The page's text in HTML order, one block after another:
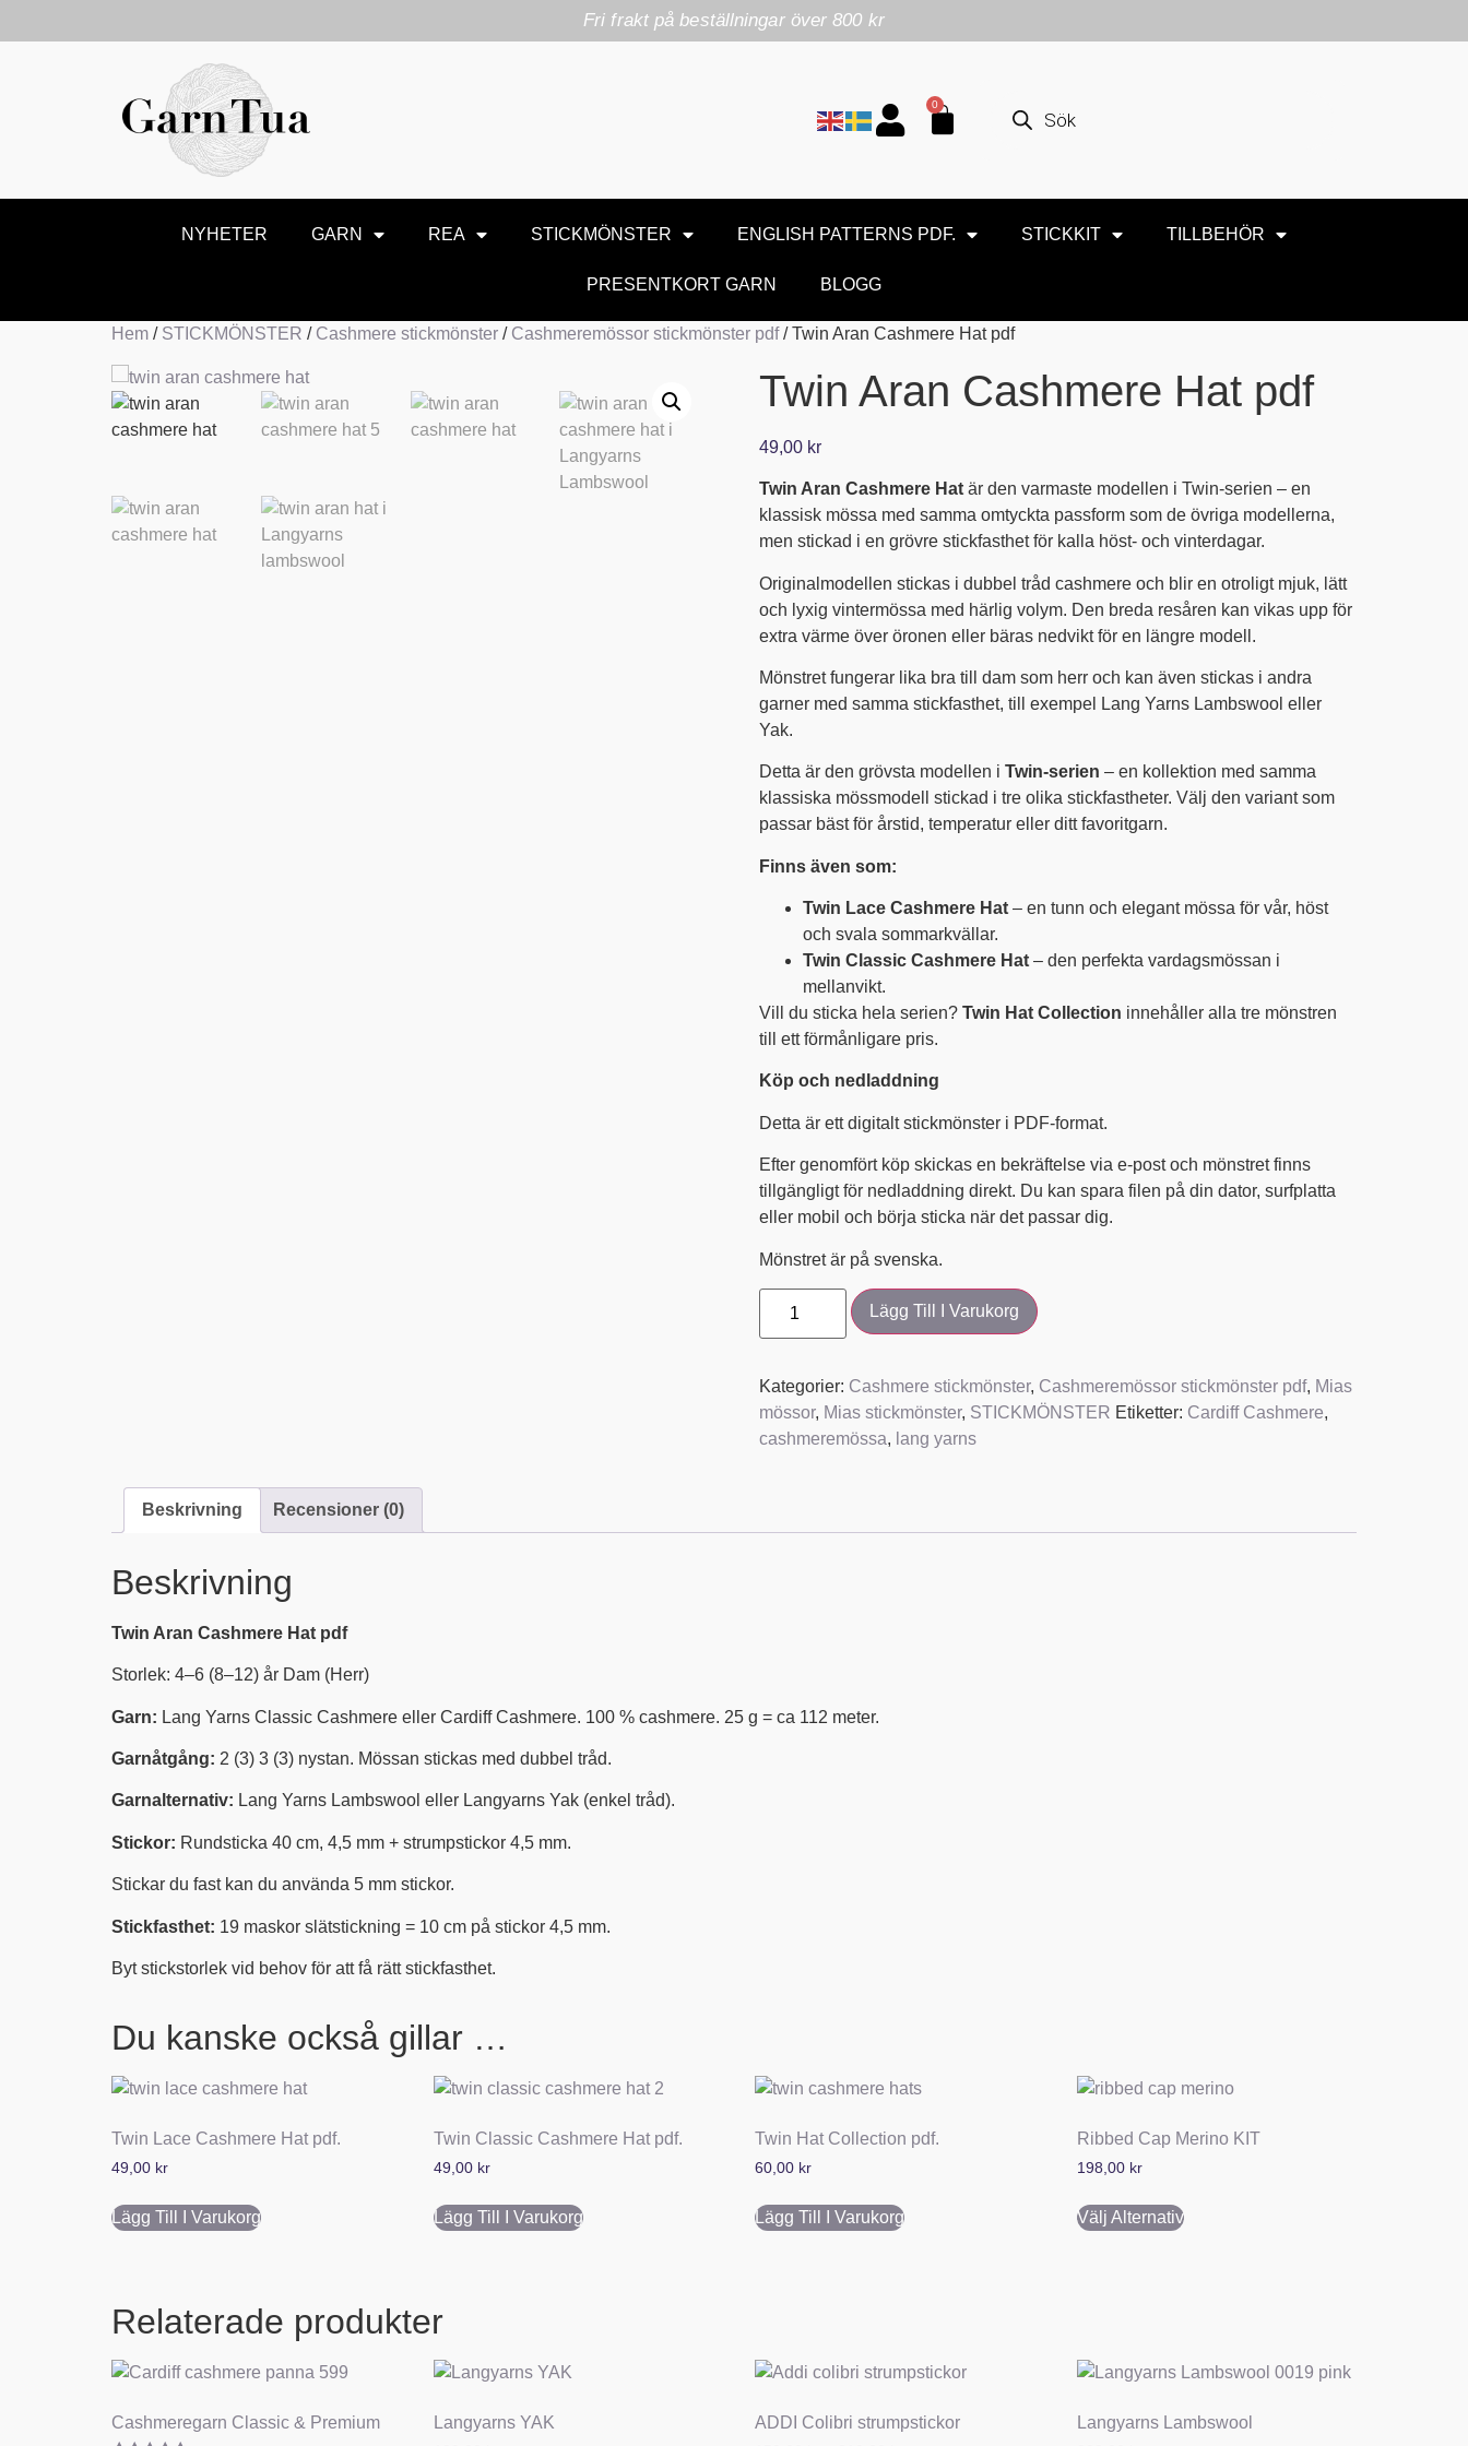
Fri frakt på beställningar över 800 kr
0
NYHETER GARN REA STICKMÖNSTER ENGLISH PATTERNS PDF. STICKKIT TILLBEHÖR
PRESENTKORT GARN BLOGG
Hem / STICKMÖNSTER / Cashmere stickmönster / Cashmeremössor stickmönster pdf/ Twin Aran Cashmere Hat pdf
Twin Aran Cashmere Hat pdf
49,00 kr
Twin Aran Cashmere Hatär den varmaste modellen i Twin-serien – en
klassisk mössa med samma omtyckta passform som de övriga modellerna,
men stickad i en grövre stickfasthet för kalla höst- och vinterdagar.
Originalmodellen stickas i dubbel tråd cashmere och blir en otroligt mjuk, lätt
och lyxig vintermössa med härlig volym. Den breda resåren kan vikas upp för
extra värme över öronen eller bäras nedvikt för en längre modell.
Mönstret fungerar lika bra till dam som herr och kan även stickas i andra
garner med samma stickfasthet, till exempel Lang Yarns Lambswool eller
Yak.
Detta är den grövsta modellen i Twin-serien – en kollektion med samma
klassiska mössmodell stickad i tre olika stickfastheter. Välj den variant som
passar bäst för årstid, temperatur eller ditt favoritgarn.
Finns även som:
Twin Lace Cashmere Hat– en tunn och elegant mössa för vår, höst
och svala sommarkvällar.
Twin Classic Cashmere Hat– den perfekta vardagsmössan i
mellanvikt.
Vill du sticka hela serien? Twin Hat Collection innehåller alla tre mönstren
till ett förmånligare pris.
Köp och nedladdning
Detta är ett digitalt stickmönster i PDF-format.
Efter genomfört köp skickas en bekräftelse via e-post och mönstret finns
tillgängligt för nedladdning direkt. Du kan spara filen på din dator, surfplatta
eller mobil och börja sticka när det passar dig.
Mönstret är på svenska.
Lägg Till I Varukorg
Kategorier: Cashmere stickmönster, Cashmeremössor stickmönster pdf, Mias
mössor, Mias stickmönster, STICKMÖNSTER Etiketter: Cardiff Cashmere,
cashmeremössa, lang yarns
Beskrivning Recensioner (0)
Beskrivning
Twin Aran Cashmere Hat pdf
Storlek: 4–6 (8–12) år Dam (Herr)
Garn: Lang Yarns Classic Cashmere eller Cardiff Cashmere. 100 % cashmere. 25 g = ca 112 meter.
Garnåtgång: 2 (3) 3 (3) nystan. Mössan stickas med dubbel tråd.
Garnalternativ: Lang Yarns Lambswool eller Langyarns Yak (enkel tråd).
Stickor: Rundsticka 40 cm, 4,5 mm + strumpstickor 4,5 mm.
Stickar du fast kan du använda 5 mm stickor.
Stickfasthet: 19 maskor slätstickning = 10 cm på stickor 4,5 mm.
Byt stickstorlek vid behov för att få rätt stickfasthet.
Du kanske också gillar …
Twin Lace Cashmere Hat pdf.
49,00 kr
Lägg Till I Varukorg
Twin Classic Cashmere Hat pdf.
49,00 kr
Lägg Till I Varukorg
Twin Hat Collection pdf.
60,00 kr
Lägg Till I Varukorg
Ribbed Cap Merino KIT
198,00 kr
Välj Alternativ
Relaterade produkter
Cashmeregarn Classic & Premium Langyarns YAK ADDI Colibri strumpstickor Langyarns Lambswool